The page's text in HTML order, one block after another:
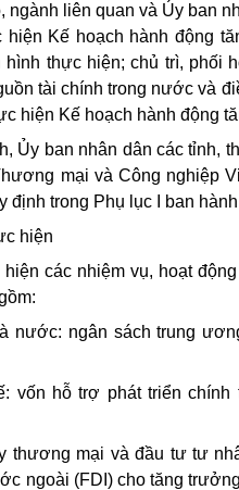
ngành liên quan và Ủy ban
Kế hoạch hành động
hình thực hiện; chủ trì, phối
tài chính trong nước và
hiện Kế hoạch hành động
Ủy ban nhân dân các tỉnh,
mại và Công nghiệp
định trong Phụ lục I ban
hiện
các nhiệm vụ, hoạt
nước: ngân sách trung
vốn hỗ trợ phát triển
thương mại và đầu tư tư
ngoài (FDI) cho tăng